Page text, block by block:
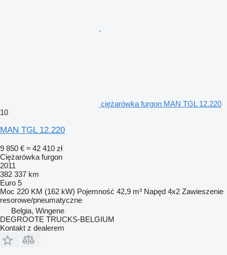
ciężarówka furgon MAN TGL 12.220
10
MAN TGL 12.220
9 850 € ≈ 42 410 zł
Ciężarówka furgon
2011
382 337 km
Euro 5
Moc 220 KM (162 kW) Pojemność 42,9 m³ Napęd 4x2 Zawieszenie
resorowe/pneumatyczne
Belgia, Wingene
DEGROOTE TRUCKS-BELGIUM
Kontakt z dealerem